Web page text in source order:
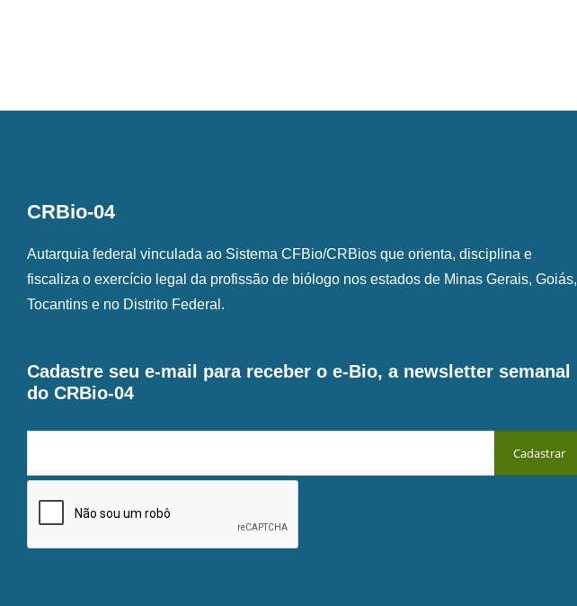
CRBio-04
Autarquia federal vinculada ao Sistema CFBio/CRBios que orienta, disciplina e
fiscaliza o exercício legal da profissão de biólogo nos estados de Minas Gerais, Goiás,
Tocantins e no Distrito Federal.
Cadastre seu e-mail para receber o e-Bio, a newsletter semanal
do CRBio-04